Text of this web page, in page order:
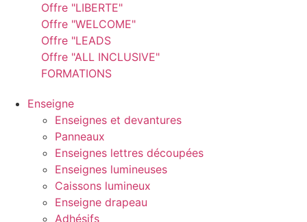
Offre "LIBERTE"
Offre "WELCOME"
Offre "LEADS
Offre "ALL INCLUSIVE"
FORMATIONS
Enseigne
Enseignes et devantures
Panneaux
Enseignes lettres découpées
Enseignes lumineuses
Caissons lumineux
Enseigne drapeau
Adhésifs